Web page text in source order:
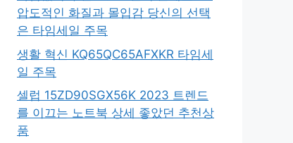
압도적인 화질과 몰입감 당신의 선택
은 타임세일 주목
생활 혁신 KQ65QC65AFXKR 타임세
일 주목
셀럽 15ZD90SGX56K 2023 트렌드
를 이끄는 노트북 상세 좋았던 추천상
품